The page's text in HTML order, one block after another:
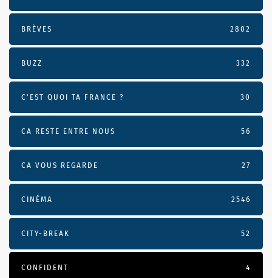
BRÈVES 2802
BUZZ 332
C'EST QUOI TA FRANCE ? 30
CA RESTE ENTRE NOUS 56
CA VOUS REGARDE 27
CINÉMA 2546
CITY-BREAK 52
CONFIDENT 4